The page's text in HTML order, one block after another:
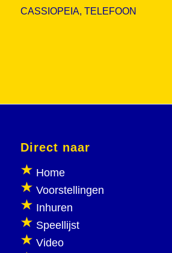
CASSIOPEIA TELEFOON
Direct naar
Home
Voorstellingen
Inhuren
Speellijst
Video